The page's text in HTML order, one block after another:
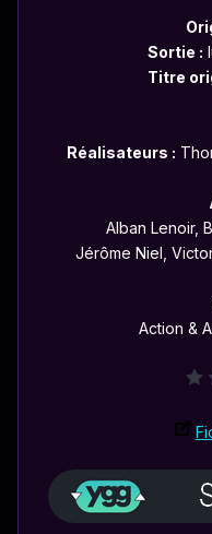
Sortie :
Titre
Réalisateurs :
Alban Lenoir,
Jérôme Niel,
Action &